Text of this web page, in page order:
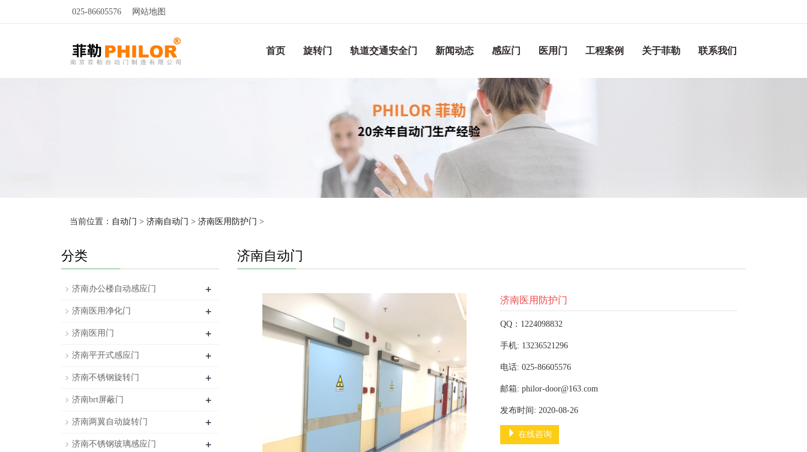
025-86605576 网站地图
首页 旋转门 轨道交通安全门 新闻动态 感应门 医用门 工程案例 关于菲勒 联系我们
当前位置： 自动门 > 济南自动门 > 济南医用防护门 >
济南自动门
济南医用防护门
QQ：1224098832
手机: 13236521296
电话: 025-86605576
邮箱: philor-door@163.com
发布时间: 2020-08-26
在线咨询
分类
济南办公楼自动感应门 +
济南医用净化门 +
济南医用门 +
济南平开式感应门 +
济南不锈钢旋转门 +
济南brt屏蔽门 +
济南两翼自动旋转门 +
济南不锈钢玻璃感应门 +